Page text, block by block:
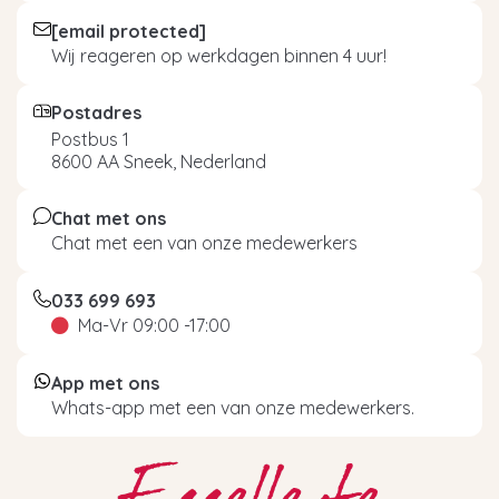
[email protected]
Wij reageren op werkdagen binnen 4 uur!
Postadres
Postbus 1
8600 AA Sneek, Nederland
Chat met ons
Chat met een van onze medewerkers
033 699 693
Ma-Vr 09:00 -17:00
App met ons
Whats-app met een van onze medewerkers.